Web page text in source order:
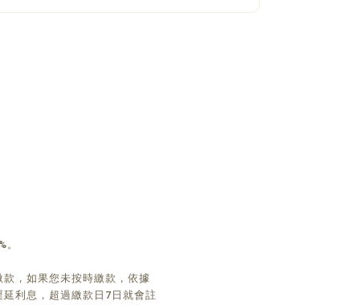
，如果您未按時繳款，依據
利息，超過繳款日7日就會註